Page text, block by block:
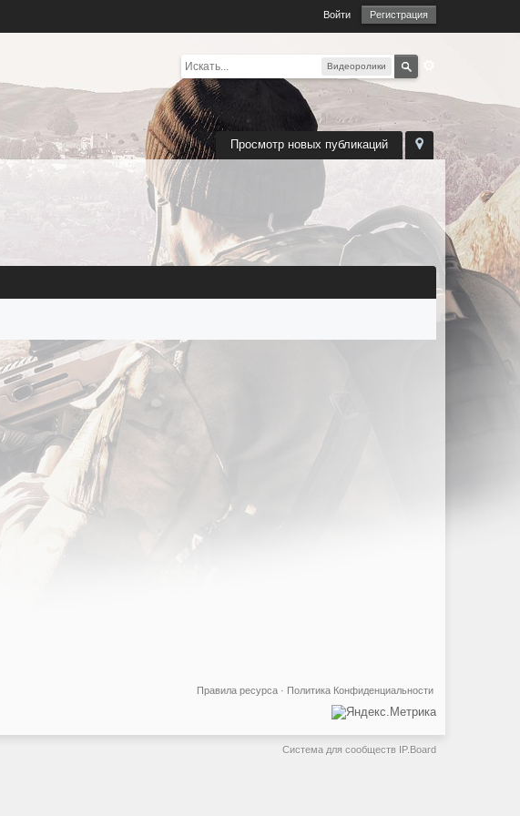
Войти Регистрация
Видеоролики
Просмотр новых публикаций
Политика Конфиденциальности
Правила ресурса ·
Система для сообществ IP.Board